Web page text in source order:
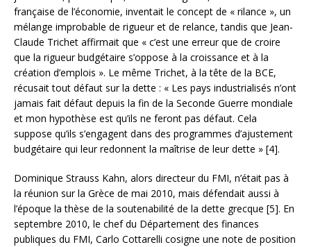
française de l’économie, inventait le concept de « rilance », un
mélange improbable de rigueur et de relance, tandis que Jean-
Claude Trichet affirmait que « c’est une erreur que de croire
que la rigueur budgétaire s’oppose à la croissance et à la
création d’emplois ». Le même Trichet, à la tête de la BCE,
récusait tout défaut sur la dette : « Les pays industrialisés n’ont
jamais fait défaut depuis la fin de la Seconde Guerre mondiale
et mon hypothèse est qu’ils ne feront pas défaut. Cela
suppose qu’ils s’engagent dans des programmes d’ajustement
budgétaire qui leur redonnent la maîtrise de leur dette » [4].
Dominique Strauss Kahn, alors directeur du FMI, n’était pas à
la réunion sur la Grèce de mai 2010, mais défendait aussi à
l’époque la thèse de la soutenabilité de la dette grecque [5]. En
septembre 2010, le chef du Département des finances
publiques du FMI, Carlo Cottarelli cosigne une note de position